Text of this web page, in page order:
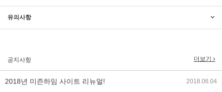
유의사항
공지사항 더보기
2017년 미즌하임 리뉴얼 2017.03.06
2018년 미즌하임 사이트 리뉴얼! 2018.06.04
2018년 야휴회 공지[상담/배송조..